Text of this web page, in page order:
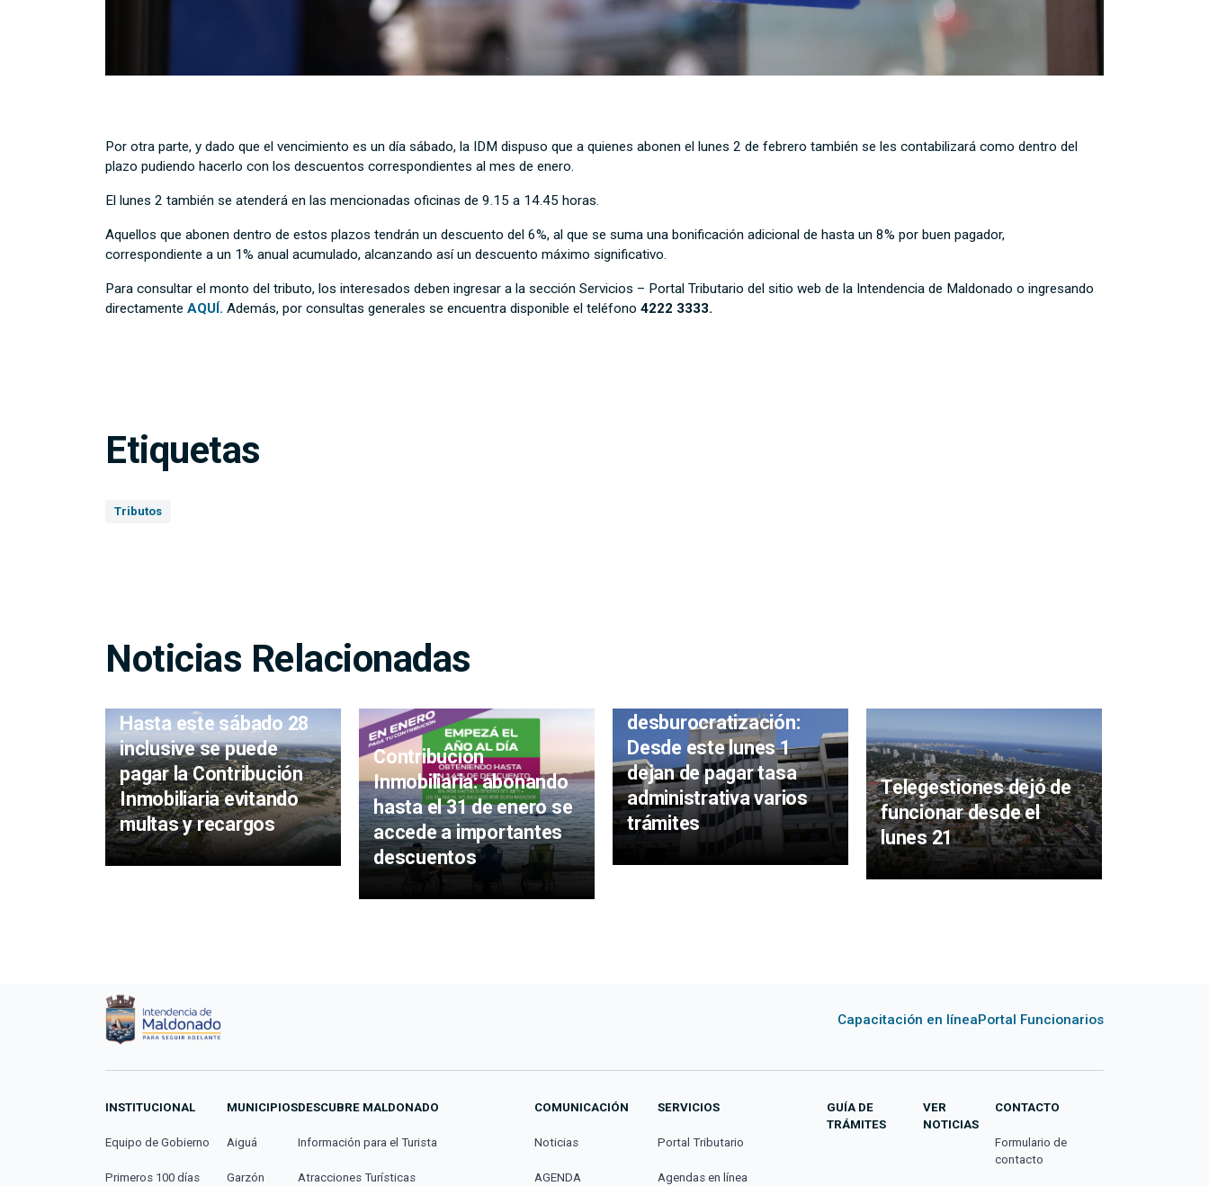
Por otra parte, y dado que el vencimiento es un día sábado, la IDM dispuso que a quienes abonen el lunes 2 de febrero también se les contabilizará como dentro del
plazo pudiendo hacerlo con los descuentos correspondientes al mes de enero.
El lunes 2 también se atenderá en las mencionadas oficinas de 9.15 a 14.45 horas.
Aquellos que abonen dentro de estos plazos tendrán un descuento del 6%, al que se suma una bonificación adicional de hasta un 8% por buen pagador,
correspondiente a un 1% anual acumulado, alcanzando así un descuento máximo significativo.
Para consultar el monto del tributo, los interesados deben ingresar a la sección Servicios – Portal Tributario del sitio web de la Intendencia de Maldonado o ingresando
directamente AQUÍ. Además, por consultas generales se encuentra disponible el teléfono 4222 3333.
Etiquetas
Tributos
Noticias Relacionadas
Hasta este sábado 28
inclusive se puede
pagar la Contribución
Inmobiliaria evitando
multas y recargos
Contribución
Inmobiliaria: abonando
hasta el 31 de enero se
accede a importantes
descuentos
desburocratización:
Desde este lunes 1
dejan de pagar tasa
administrativa varios
trámites
Telegestiones dejó de
funcionar desde el
lunes 21
Capacitación en líneaPortal Funcionarios
INSTITUCIONAL
Equipo de Gobierno
Primeros 100 días
MUNICIPIOS
Aiguá
Garzón
DESCUBRE MALDONADO
Información para el Turista
Atracciones Turísticas
COMUNICACIÓN
Noticias
AGENDA
SERVICIOS
Portal Tributario
Agendas en línea
GUÍA DE
TRÁMITES
VER
NOTICIAS
CONTACTO
Formulario de
contacto